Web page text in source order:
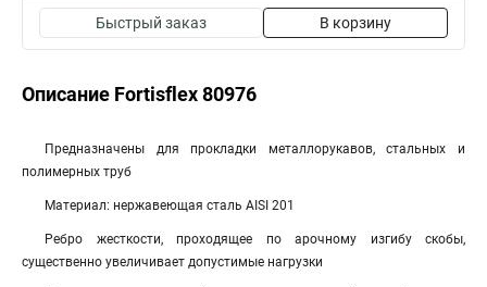
Быстрый заказ В корзину
Описание Fortisflex 80976
Предназначены для прокладки металлорукавов, стальных и
полимерных труб
Материал: нержавеющая сталь AISI 201
Ребро жесткости, проходящее по арочному изгибу скобы,
существенно увеличивает допустимые нагрузки